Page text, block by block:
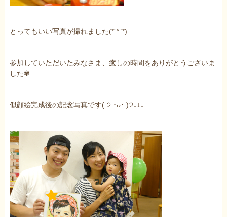
とってもいい写真が撮れました(*´°`*)
参加していただいたみなさま、癒しの時間をありがとうございま
した✾
似顔絵完成後の記念写真です( ੭ ･ᴗ･ )੭↓↓↓